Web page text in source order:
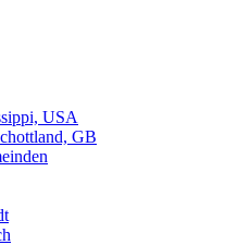
USA
GB